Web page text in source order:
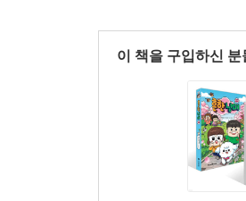
이 책을 구입하신 분